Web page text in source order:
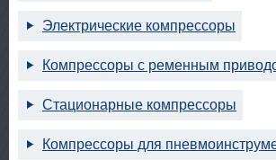
Электрические компрессоры
Компрессоры с ременным
Стационарные компрессоры
Компрессоры для